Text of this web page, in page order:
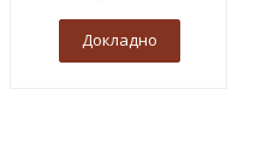
Докладно